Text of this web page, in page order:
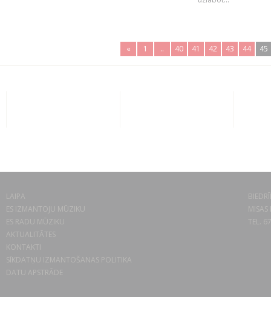
« 1 .. 40 41 42 43 44 45
LAIPA
ES IZMANTOJU MŪZIKU
ES RADU MŪZIKU
AKTUALITĀTES
KONTAKTI
SĪKDATŅU IZMANTOŠANAS POLITIKA
DATU APSTRĀDE
TEL.